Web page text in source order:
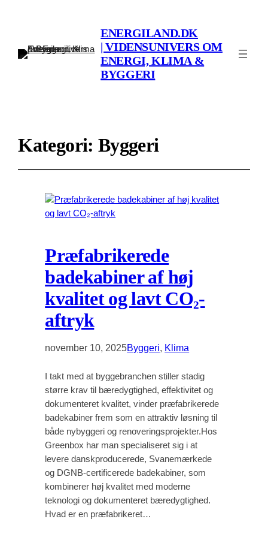
ENERGILAND.DK
| VIDENSUNIVERS OM
ENERGI, KLIMA &
BYGGERI
Kategori: Byggeri
Præfabrikerede
badekabiner af høj
kvalitet og lavt CO₂-
aftryk
november 10, 2025Byggeri, Klima
I takt med at byggebranchen stiller stadig
større krav til bæredygtighed, effektivitet og
dokumenteret kvalitet, vinder præfabrikerede
badekabiner frem som en attraktiv løsning til
både nybyggeri og renoveringsprojekter.Hos
Greenbox har man specialiseret sig i at
levere danskproducerede, Svanemærkede
og DGNB-certificerede badekabiner, som
kombinerer høj kvalitet med moderne
teknologi og dokumenteret bæredygtighed.
Hvad er en præfabrikeret…